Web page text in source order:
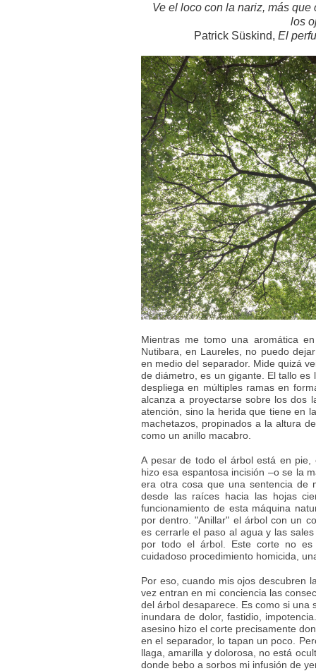
Ve el loco con la nariz, más que
los
Patrick Süskind, El
Mientras me tomo una aromática
Nutibara, en Laureles, no puedo
en medio del separador. Mide quizá
de diámetro, es un gigante. El tallo
despliega en múltiples ramas en
alcanza a proyectarse sobre los dos
atención, sino la herida que tiene en
machetazos, propinados a la altura
como un anillo macabro.
A pesar de todo el árbol está en
hizo esa espantosa incisión –o se la
era otra cosa que una sentencia de
desde las raíces hacia las hojas
funcionamiento de esta máquina
por dentro. "Anillar" el árbol con un
es cerrarle el paso al agua y las
por todo el árbol. Este corte no
cuidadoso procedimiento homicida,
Por eso, cuando mis ojos descubren
vez entran en mi conciencia las
del árbol desaparece. Es como si una
inundara de dolor, fastidio,
asesino hizo el corte precisamente
en el separador, lo tapan un poco.
llaga, amarilla y dolorosa, no está
donde bebo a sorbos mi infusión de